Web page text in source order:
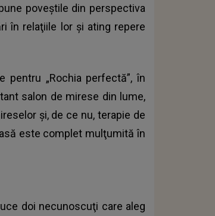
poveştile din perspectiva
în relaţiile lor şi ating repere
pentru „Rochia perfectă”, în
salon de mirese din lume,
şi, de ce nu, terapie de
este complet mulţumită în
doi necunoscuţi care aleg